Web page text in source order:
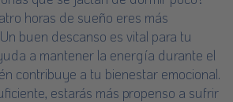
horas de sueño eres más
buen descanso es vital para tu
a mantener la energía durante el
contribuye a tu bienestar emocional.
estarás más propenso a sufrir